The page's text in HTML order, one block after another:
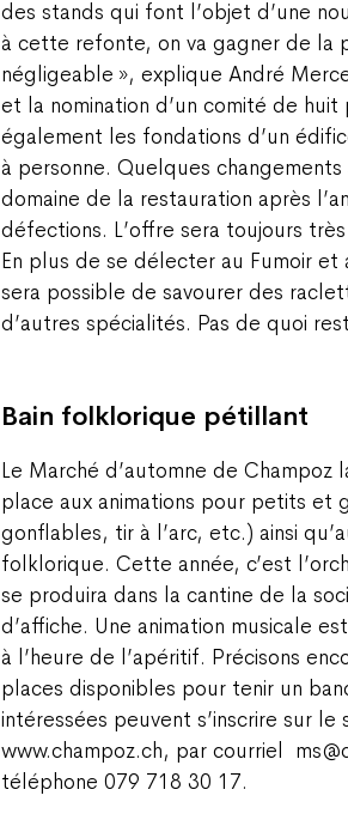
des stands qui font l’objet d’une
à cette refonte, on va gagner de la
négligeable », explique André
et la nomination d’un comité de
également les fondations d’un
à personne. Quelques
domaine de la restauration après
défections. L’offre sera toujours
En plus de se délecter au Fumoir et
sera possible de savourer des
d’autres spécialités. Pas de quoi
Bain folklorique pétillant
Le Marché d’automne de Champoz
place aux animations pour petits et
gonflables, tir à l’arc, etc.) ainsi
folklorique. Cette année, c’est
se produira dans la cantine de la
d’affiche. Une animation musicale
à l’heure de l’apéritif. Précisons
places disponibles pour tenir un
intéressées peuvent s’inscrire sur le
www.champoz.ch, par courriel
téléphone 079 718 30 17.